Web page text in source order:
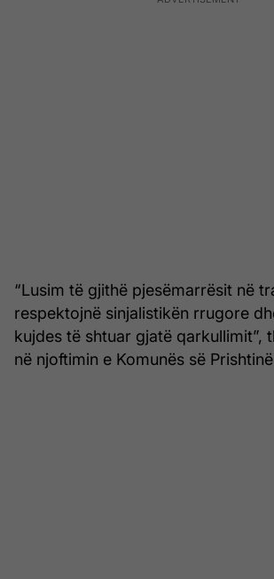
“Lusim të gjithë pjesëmarrësit në
respektojnë sinjalistikën rrugore
kujdes të shtuar gjatë qarkullimit”,
në njoftimin e Komunës së